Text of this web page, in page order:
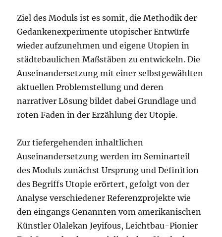
Ziel des Moduls ist es somit, die Methodik der
Gedankenexperimente utopischer Entwürfe
wieder aufzunehmen und eigene Utopien in
städtebaulichen Maßstäben zu entwickeln. Die
Auseinandersetzung mit einer selbstgewählten
aktuellen Problemstellung und deren
narrativer Lösung bildet dabei Grundlage und
roten Faden in der Erzählung der Utopie.
Zur tiefergehenden inhaltlichen
Auseinandersetzung werden im Seminarteil
des Moduls zunächst Ursprung und Definition
des Begriffs Utopie erörtert, gefolgt von der
Analyse verschiedener Referenzprojekte wie
den eingangs Genannten vom amerikanischen
Künstler Olalekan Jeyifous, Leichtbau-Pionier